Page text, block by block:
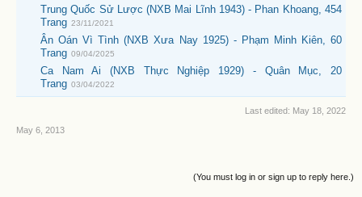
Trung Quốc Sử Lược (NXB Mai Lĩnh 1943) - Phan Khoang, 454
Trang 23/11/2021
Ân Oán Vì Tình (NXB Xưa Nay 1925) - Phạm Minh Kiên, 60
Trang 09/04/2025
Ca Nam Ai (NXB Thực Nghiệp 1929) - Quân Mục, 20
Trang 03/04/2022
Last edited: May 18, 2022
May 6, 2013
(You must log in or sign up to reply here.)